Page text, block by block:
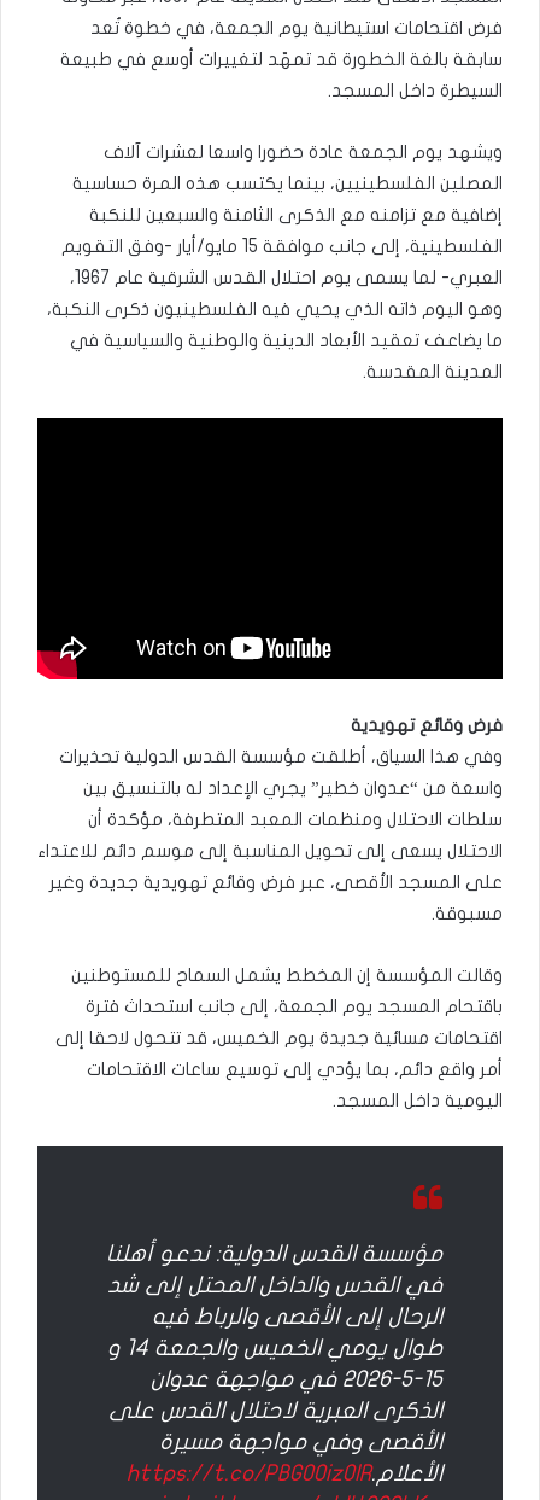
فرض اقتحامات استيطانية يوم الجمعة، في خطوة تُعد
سابقة بالغة الخطورة قد تمهّد لتغييرات أوسع في طبيعة
السيطرة داخل المسجد.
ويشهد يوم الجمعة عادة حضورا واسعا لعشرات آلاف
المصلين الفلسطينيين، بينما يكتسب هذه المرة حساسية
إضافية مع تزامنه مع الذكرى الثامنة والسبعين للنكبة
الفلسطينية، إلى جانب موافقة 15 مايو/أيار -وفق التقويم
العبري- لما يسمى يوم احتلال القدس الشرقية عام 1967،
وهو اليوم ذاته الذي يحيي فيه الفلسطينيون ذكرى النكبة،
ما يضاعف تعقيد الأبعاد الدينية والوطنية والسياسية في
المدينة المقدسة.
فرض وقائع تهويدية
وفي هذا السياق، أطلقت مؤسسة القدس الدولية تحذيرات
واسعة من “عدوان خطير” يجري الإعداد له بالتنسيق بين
سلطات الاحتلال ومنظمات المعبد المتطرفة، مؤكدة أن
الاحتلال يسعى إلى تحويل المناسبة إلى موسم دائم للاعتداء
على المسجد الأقصى، عبر فرض وقائع تهويدية جديدة وغير
مسبوقة.
وقالت المؤسسة إن المخطط يشمل السماح للمستوطنين
باقتحام المسجد يوم الجمعة، إلى جانب استحداث فترة
اقتحامات مسائية جديدة يوم الخميس، قد تتحول لاحقا إلى
أمر واقع دائم، بما يؤدي إلى توسيع ساعات الاقتحامات
اليومية داخل المسجد.
مؤسسة القدس الدولية: ندعو أهلنا
في القدس والداخل المحتل إلى شد
الرحال إلى الأقصى والرباط فيه
طوال يومي الخميس والجمعة 14 و
15-5-2026 في مواجهة عدوان
الذكرى العبرية لاحتلال القدس على
الأقصى وفي مواجهة مسيرة
الأعلام.https://t.co/PBGOOiz0IR